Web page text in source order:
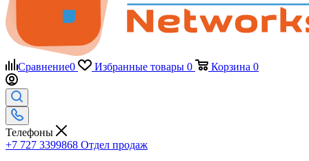
Сравнение0 Избранные товары 0 Корзина 0
Телефоны
+7 727 3399868 Отдел продаж